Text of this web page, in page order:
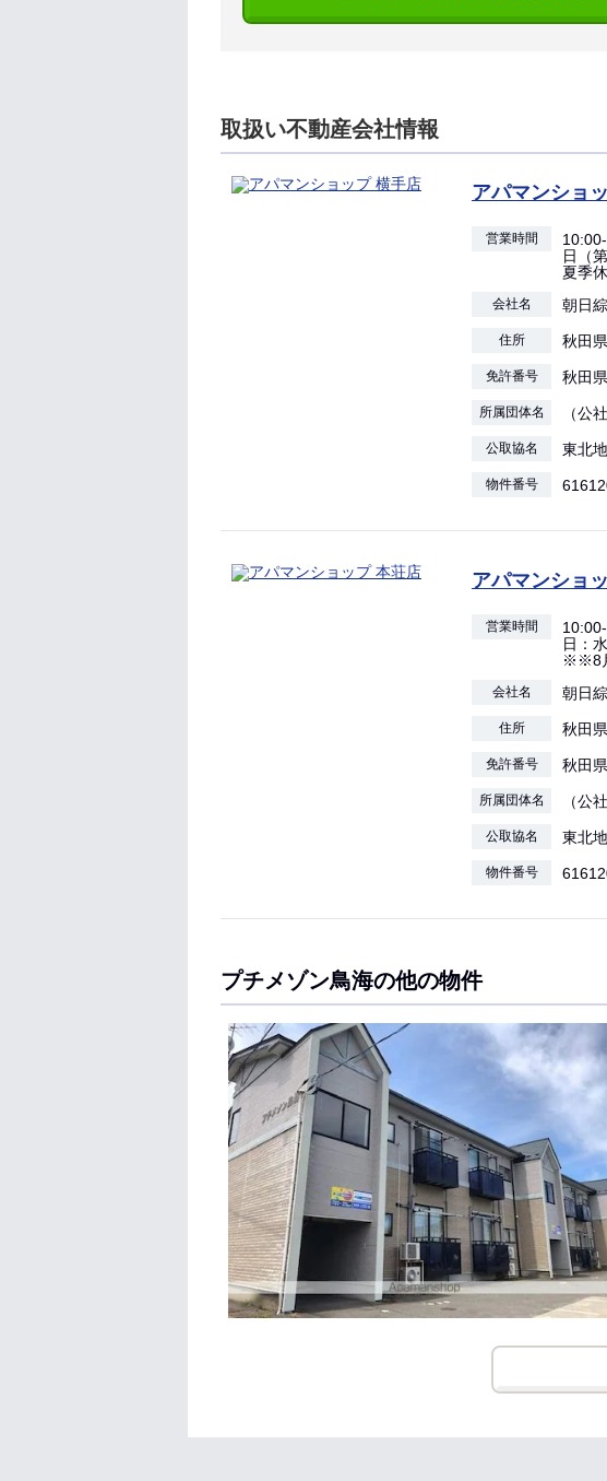
取扱い不動産会社情報
アパマンショ
営業時間
日（
夏季
会社名 朝日
住所 秋田
免許番号 秋田
所属団体名 （公
公取協名 東北
物件番号
アパマンショ
営業時間
日：
※※8
会社名 朝日
住所 秋田
免許番号 秋田
所属団体名 （公
公取協名 東北
物件番号
プチメゾン鳥海の他の物件